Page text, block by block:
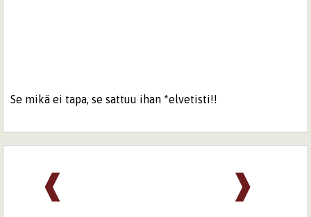
Se mikä ei tapa, se sattuu ihan *elvetisti!!
❱
❰